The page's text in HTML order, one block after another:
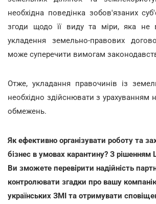
необхідна поведінка зобов'язаних
згоди щодо її виду та міри, яка не
укладення земельно-правових
може суперечити вимогам
Отже, укладання правочинів із
необхідно здійснювати з урахуванням
обмежень.
Як ефективно організувати роботу та
бізнес в умовах карантину? З рішенням
Ви зможете перевірити надійність
контролювати згадки про вашу
українських ЗМІ та отримувати